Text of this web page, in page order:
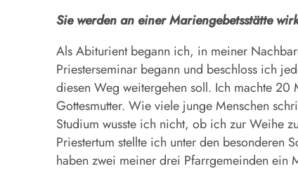
Sie werden an einer Mariengebetsstätte
Als Abiturient begann ich, in meiner
Priesterseminar begann und beschloss ich
diesen Weg weitergehen soll. Ich machte 20
Gottesmutter. Wie viele junge Menschen
Studium wusste ich nicht, ob ich zur Weihe
Priestertum stellte ich unter den besonderen
haben zwei meiner drei Pfarrgemeinden ein